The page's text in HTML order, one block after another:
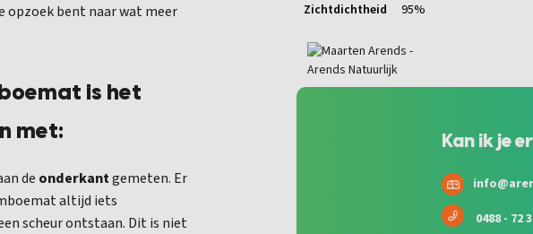
opzoek bent naar wat meer
is het
met:
de onderkantgemeten. Er
altijd iets
scheur ontstaan. Dit is niet
Zichtdichtheid
95%
Kan ik je
0488 - 72